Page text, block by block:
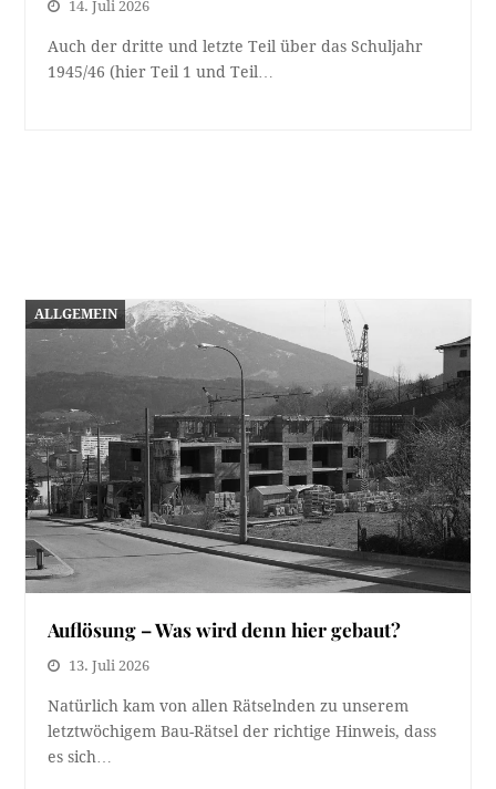
14. Juli 2026
Auch der dritte und letzte Teil über das Schuljahr
1945/46 (hier Teil 1 und Teil…
ALLGEMEIN
Auflösung – Was wird denn hier gebaut?
13. Juli 2026
Natürlich kam von allen Rätselnden zu unserem
letztwöchigem Bau-Rätsel der richtige Hinweis, dass
es sich…